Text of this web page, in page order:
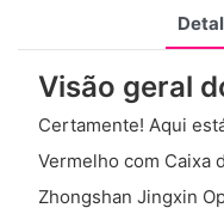
Visão geral
Certamente! Aqui
Vermelho com Caixa
Zhongshan Jingxin